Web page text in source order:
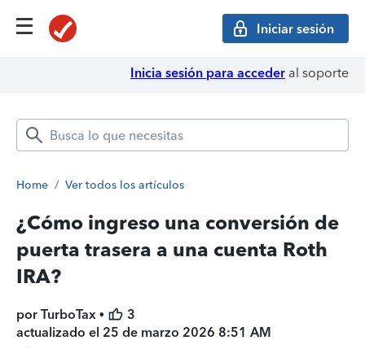
Iniciar sesión
Inicia sesión para acceder al soporte
Home / Ver todos los artículos
¿Cómo ingreso una conversión de
puerta trasera a una cuenta Roth
IRA?
por TurboTax •
3
actualizado el 25 de marzo 2026 8:51 AM